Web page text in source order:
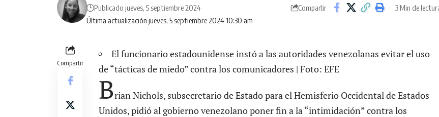
Última actualización jueves, 5 septiembre 2024 10:30 am
Publicado jueves, 5 septiembre 2024
Compartir 3 Min de
Compartir
El funcionario estadounidense instó a las autoridades venezolanas evitar el uso
de “tácticas de miedo” contra los comunicadores | Foto: EFE
Brian Nichols, subsecretario de Estado para el Hemisferio Occidental de Estados
Unidos, pidió al gobierno venezolano poner fin a la “intimidación” contra los